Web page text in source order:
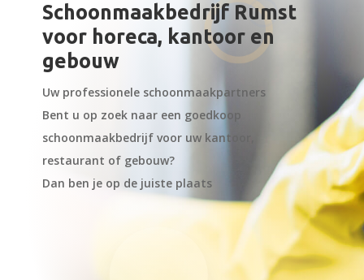
Schoonmaakbedrijf Rumst
voor horeca, kantoor en
gebouw
Uw professionele schoonmaakpartners
Bent u op zoek naar een goedkoop
schoonmaakbedrijf voor uw kantoor,
restaurant of gebouw?
Dan ben je op de juiste plaats